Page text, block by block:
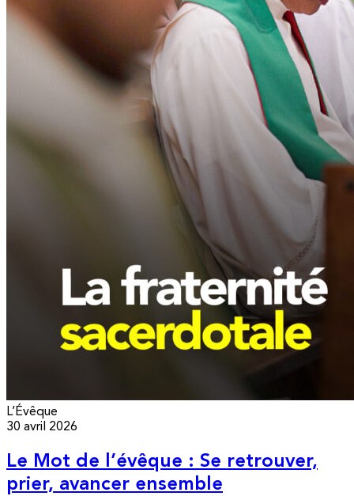
L’Évêque
30 avril 2026
Le Mot de l’évêque : Se retrouver,
prier, avancer ensemble